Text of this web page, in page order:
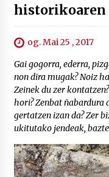
og. Mai 25 , 2017
Gai gogorra, ederra,
non dira mugak? Noiz
Zeinek du zer
hori? Zenbat ñabardura
gertatzen izan da? Zer
ukitutako jendeak,